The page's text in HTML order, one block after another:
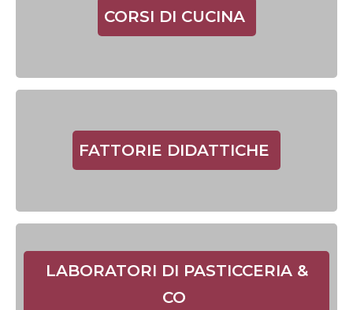
CORSI DI CUCINA
FATTORIE DIDATTICHE
LABORATORI DI PASTICCERIA &
CO